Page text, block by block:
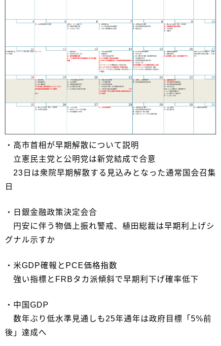
・高市首相が早期解散について説明
立憲民主党と公明党は新党結成で合意
23日は衆院早期解散する見込みとなった通常国会召集
日
・日銀金融政策決定会合
円安に伴う物価上振れ警戒、植田総裁は早期利上げシ
グナル示すか
・米GDP確報とPCE価格指数
強い指標とFRBタカ派傾斜で早期利下げ確率低下
・中国GDP
数年ぶり低水準見通しも25年通年は政府目標「5%前
後」達成へ